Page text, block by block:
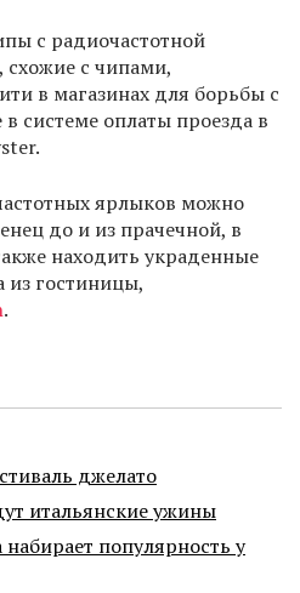
с радиочастотной
схожие с чипами,
в магазинах для борьбы с
системе оплаты проезда в
ярлыков можно
до и из прачечной, в
находить украденные
из гостиницы,
.
джелато
итальянские ужины
популярность у